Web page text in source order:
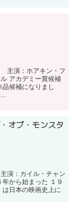
主演：ホアキン・フ
アカデミー賞候補
候補になりまし
オブ・モンスタ
演：カイル・チャン
から始まった １９
日本の映画史上に